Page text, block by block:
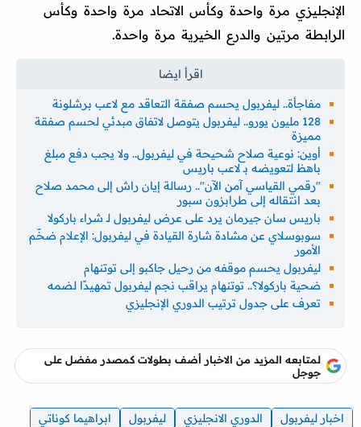
الإنجليزي مرة واحدة وكأس الاتحاد مرة واحدة وكأس
الرابطة مرتين والدرع الخيرية مرة واحدة.
مفاجأة.. ليفربول يحسم صفقة التعاقد مع لاعب برشلونة
128 مليون يورو.. ليفربول يتوصل لاتفاق مبدئي لحسم صفقة
مميزة
أوين: نوعية صلاح شحيحة في ليفربول.. ولا يجب دفع مبلغ
باهظ لتعويضه بـ لاعب باريس
"رقمي القياسي آمن الآن".. رسالة إيان راش إلى محمد صلاح
بعد انتقاله إلى طرابزون سبور
باريس سان جيرمان يرد على عرض ليفربول لـ شراء باركولا
سوبوسلاي عن مشادة شارة القيادة في ليفربول: الإعلام ضخّم
الأمور
ليفربول يحسم موقفه من رحيل جاكبو إلى توتنهام
ضحية باركولا؟.. توتنهام يراقب نجم ليفربول تمهيدًا لضمه
تعرف على جدول ترتيب الدوري الإنجليزي
لمتابعه المزيد من الاخبار أضف بطولات كمصدر مفضل على
جوجل
اخبار ليفربول الدوري الانجليزي ليفربول
ابراهيما كوناتي